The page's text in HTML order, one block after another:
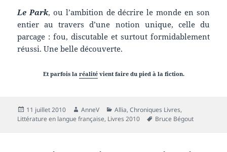
Le Park, ou l’ambition de décrire le monde en son
entier au travers d’une notion unique, celle du
parcage : fou, discutable et surtout formidablement
réussi. Une belle découverte.
Et parfois la réalitévient faire du pied à la fiction.
Publié
le
11 juillet 2010 Auteur
AnneV Catégories
Allia,Chroniques Livres,
Littérature en langue française, Livres 2010
Mots-
Bruce Bégout